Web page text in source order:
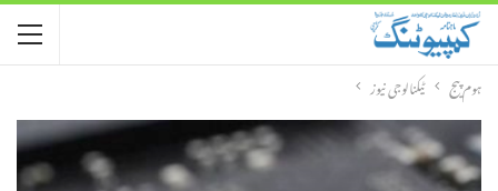
ہوم پیج ٹیکنالوجی نیوز